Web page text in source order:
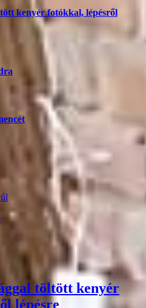
kenyér fotókkal, lépésről
töltött kenyér
lépésre